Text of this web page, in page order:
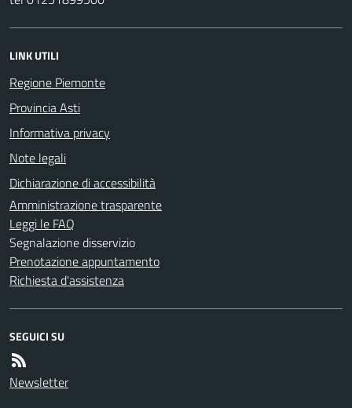
LINK UTILI
Regione Piemonte
Provincia Asti
Informativa privacy
Note legali
Dichiarazione di accessibilità
Amministrazione trasparente
Leggi le FAQ
Segnalazione disservizio
Prenotazione appuntamento
Richiesta d'assistenza
SEGUICI SU
Newsletter